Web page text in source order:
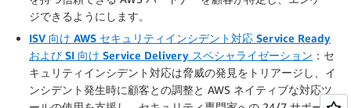
ジできるようにします。
ISV 向け AWS セキュリティインシデント対応 Service Ready
および SI 向け Service Delivery スペシャライゼーション ：セ
キュリティインシデント対応は脅威の発見をトリアージし、イ
ンシデント発生時に顧客との調整と AWS ネイティブな対応ツ